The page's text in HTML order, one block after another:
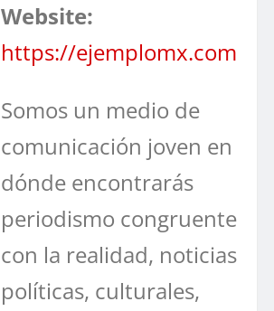
Website:
https://ejemplomx.com
Somos un medio de
comunicación joven en
dónde encontrarás
periodismo congruente
con la realidad, noticias
políticas, culturales,